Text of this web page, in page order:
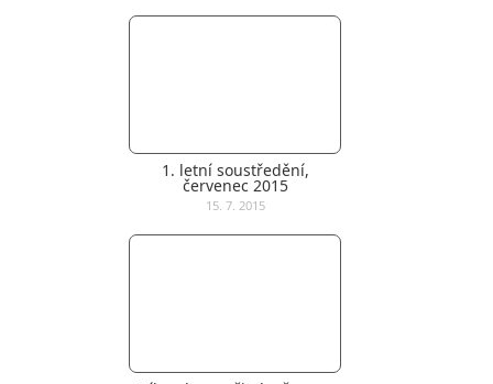
1. letní soustředění,
červenec 2015
15. 7. 2015